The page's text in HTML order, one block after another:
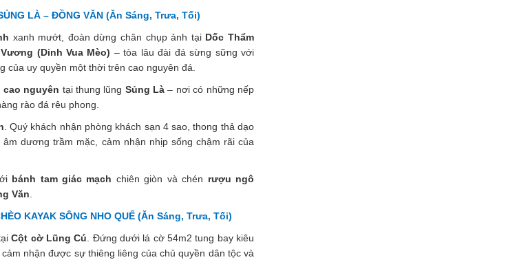
LÀ – ĐỒNG VĂN (Ăn Sáng, Trưa, Tối)
xanh mướt, đoàn dừng chân chụp ảnh tại Dốc Thẩm
(Dinh Vua Mèo) – tòa lâu đài đá sừng sững với
của uy quyền một thời trên cao nguyên đá.
cao nguyên tại thung lũng Sủng Là – nơi có những nếp
rào đá rêu phong.
. Quý khách nhận phòng khách sạn 4 sao, thong thả dạo
dương trầm mặc, cảm nhận nhịp sống chậm rãi của
bánh tam giác mạch chiên giòn và chén rượu ngô
Văn
KAYAK SÔNG NHO QUẾ (Ăn Sáng, Trưa, Tối)
Cột cờ Lũng Cú . Đứng dưới lá cờ 54m2 tung bay kiêu
nhận được sự thiêng liêng của chủ quyền dân tộc và